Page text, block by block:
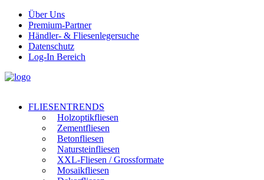
Über Uns
Premium-Partner
Händler- & Fliesenlegersuche
Datenschutz
Log-In Bereich
FLIESENTRENDS
Holzoptikfliesen
Zementfliesen
Betonfliesen
Natursteinfliesen
XXL-Fliesen / Grossformate
Mosaikfliesen